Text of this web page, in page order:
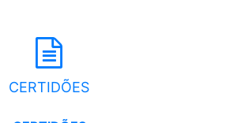
CERTIDÕES